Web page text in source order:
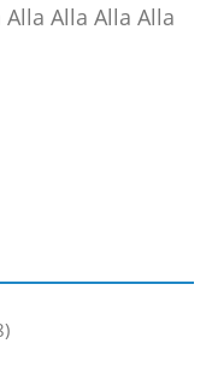
Alla Alla Alla